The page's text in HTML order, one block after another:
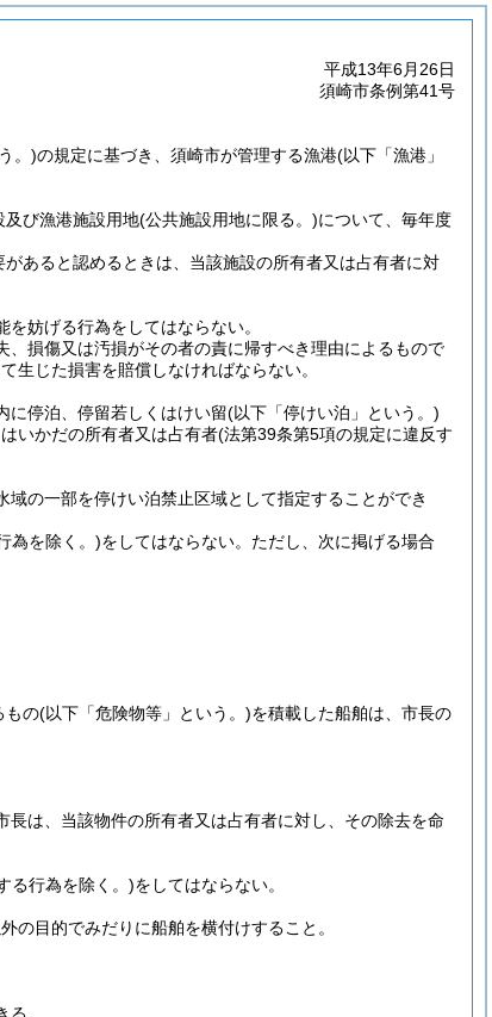
平成13年6月26日
須崎市条例第41号
。)の規定に基づき、須崎市が管理する漁港(以下「漁港」
及び漁港施設用地(公共施設用地に限る。)について、毎年度
あると認めるときは、当該施設の所有者又は占有者に対
妨げる行為をしてはならない。
損傷又は汚損がその者の責に帰すべき理由によるもので
生じた損害を賠償しなければならない。
に停泊、停留若しくはけい留(以下「停けい泊」という。)
いかだの所有者又は占有者(法第39条第5項の規定に違反す
の一部を停けい泊禁止区域として指定することができ
為を除く。)をしてはならない。 ただし、次に掲げる場合
もの(以下「危険物等」という。)を積載した船舶は、市長の
は、当該物件の所有者又は占有者に対し、その除去を命
る行為を除く。)をしてはならない。
の目的でみだりに船舶を横付けすること。